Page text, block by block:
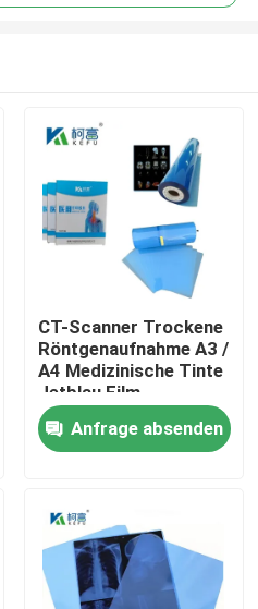
CT-Scanner Trockene
Röntgenaufnahme A3 /
A4 Medizinische Tinte
Jetblau Film
Röntgenfilm PET
Anfrage absenden